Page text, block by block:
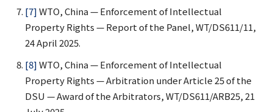
[7]WTO, China — Enforcement of Intellectual
Property Rights — Report of the Panel, WT/DS611/11,
24 April 2025.
[8]WTO, China — Enforcement of Intellectual
Property Rights — Arbitration under Article 25 of the
DSU — Award of the Arbitrators, WT/DS611/ARB25, 21